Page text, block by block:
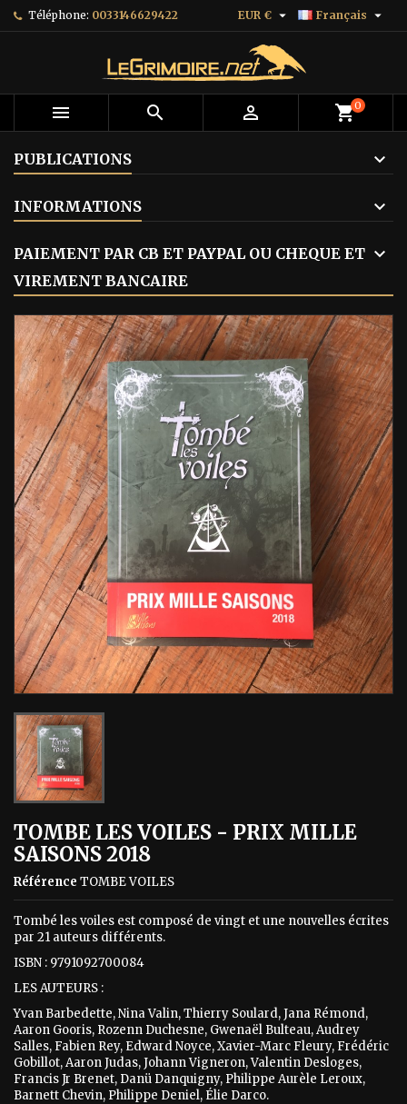
Téléphone: 0033146629422 Français 
EUR € 
   shopping_cart0
PUBLICATIONS
INFORMATIONS
PAIEMENT PAR CB ET PAYPAL OU CHEQUE ET
VIREMENT BANCAIRE
TOMBE LES VOILES - PRIX MILLE
SAISONS 2018
Référence TOMBE VOILES
Tombé les voiles est composé de vingt et une nouvelles écrites
par 21 auteurs différents.
ISBN : 9791092700084
LES AUTEURS :
Yvan Barbedette, Nina Valin, Thierry Soulard, Jana Rémond,
Aaron Gooris, Rozenn Duchesne, Gwenaël Bulteau, Audrey
Salles, Fabien Rey, Edward Noyce, Xavier-Marc Fleury, Frédéric
Gobillot, Aaron Judas, Johann Vigneron, Valentin Desloges,
Francis Jr Brenet, Danü Danquigny, Philippe Aurèle Leroux,
Barnett Chevin, Philippe Deniel, Élie Darco.